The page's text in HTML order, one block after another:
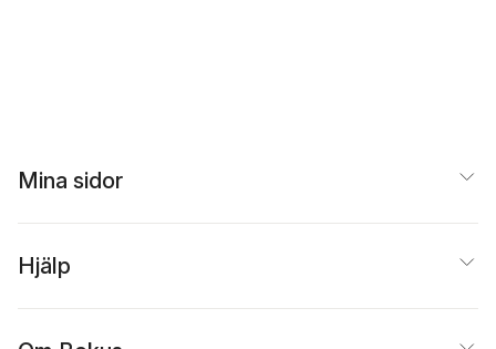
Mina sidor
Hjälp